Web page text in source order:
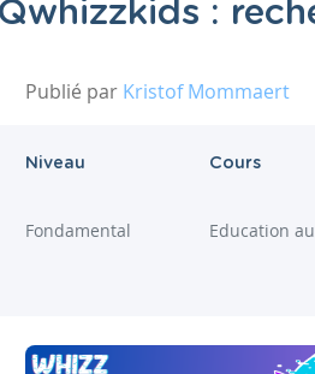
Qwhizzkids :
Publié par Kristof Mommaert
Niveau
Fondamental
Cours
Education